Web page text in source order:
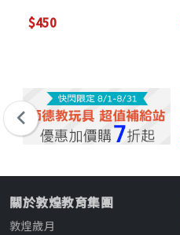
$450
關於敦煌教育集團
敦煌歲月